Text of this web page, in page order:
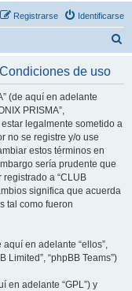
Identificarse
Registrarse
de uso
(de aquí en adelante
PRISMA”,
legalmente sometido a
no se registre y/o use
estos términos en
sería prudente que
a “CLUB
significa que acuerda
tal como fueron
en adelante “ellos”,
Limited”, “phpBB Teams”)
en adelante “GPL”) y